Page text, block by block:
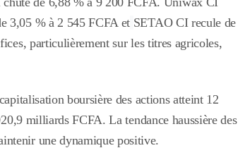
3,05 % à 2 545 FCFA et SETAO CI recule de
particulièrement sur les titres agricoles,
boursière des actions atteint 12
milliards FCFA. La tendance haussière des
une dynamique positive.